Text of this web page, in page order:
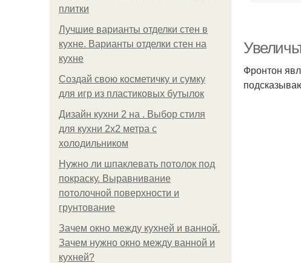
плитки
Лучшие варианты отделки стен в
кухне. Варианты отделки стен на
кухне
Создай свою косметичку и сумку
для игр из пластиковых бутылок
Дизайн кухни 2 на . Выбор стиля
для кухни 2х2 метра с
холодильником
Нужно ли шпаклевать потолок под
покраску. Выравнивание
потолочной поверхности и
грунтование
Зачем окно между кухней и ванной.
Зачем нужно окно между ванной и
кухней?
Фронтон